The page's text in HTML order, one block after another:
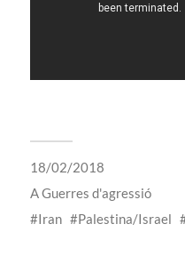
18/02/2018
AGuerres d'agressió
Iran
Palestina/Israel